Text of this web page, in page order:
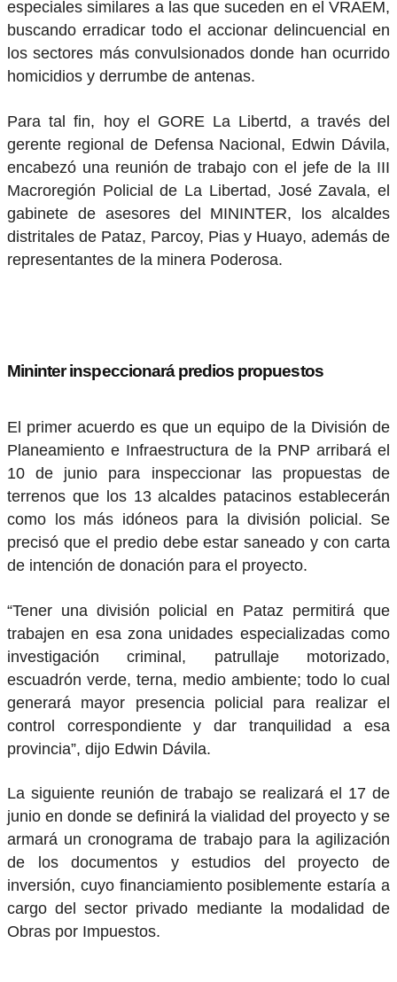
especiales similares a las que suceden en el VRAEM,
buscando erradicar todo el accionar delincuencial en
los sectores más convulsionados donde han ocurrido
homicidios y derrumbe de antenas.
Para tal fin, hoy el GORE La Libertd, a través del
gerente regional de Defensa Nacional, Edwin Dávila,
encabezó una reunión de trabajo con el jefe de la III
Macroregión Policial de La Libertad, José Zavala, el
gabinete de asesores del MININTER, los alcaldes
distritales de Pataz, Parcoy, Pias y Huayo, además de
representantes de la minera Poderosa.
Mininter inspeccionará predios propuestos
El primer acuerdo es que un equipo de la División de
Planeamiento e Infraestructura de la PNP arribará el
10 de junio para inspeccionar las propuestas de
terrenos que los 13 alcaldes patacinos establecerán
como los más idóneos para la división policial. Se
precisó que el predio debe estar saneado y con carta
de intención de donación para el proyecto.
“Tener una división policial en Pataz permitirá que
trabajen en esa zona unidades especializadas como
investigación criminal, patrullaje motorizado,
escuadrón verde, terna, medio ambiente; todo lo cual
generará mayor presencia policial para realizar el
control correspondiente y dar tranquilidad a esa
provincia”, dijo Edwin Dávila.
La siguiente reunión de trabajo se realizará el 17 de
junio en donde se definirá la vialidad del proyecto y se
armará un cronograma de trabajo para la agilización
de los documentos y estudios del proyecto de
inversión, cuyo financiamiento posiblemente estaría a
cargo del sector privado mediante la modalidad de
Obras por Impuestos.